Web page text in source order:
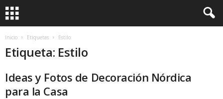
Inicio Etiquetas Estilo
Etiqueta: Estilo
Ideas y Fotos de Decoración Nórdica
para la Casa